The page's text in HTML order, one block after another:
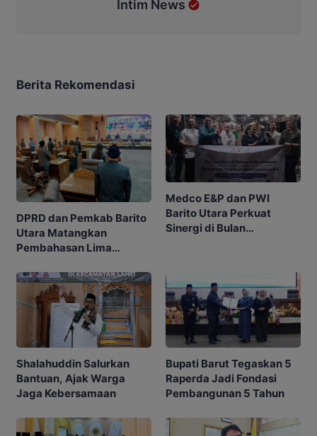
Intim News
Berita Rekomendasi
DPRD dan Pemkab Barito
Utara Matangkan
Pembahasan Lima
Medco E&P dan PWI
Barito Utara Perkuat
Sinergi di Bulan
Shalahuddin Salurkan
Bantuan, Ajak Warga
Jaga Kebersamaan
Bupati Barut Tegaskan 5
Raperda Jadi Fondasi
Pembangunan 5 Tahun